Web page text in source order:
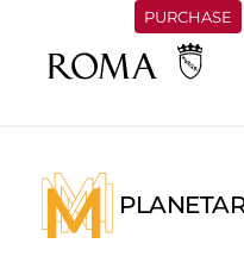
PURCHASE